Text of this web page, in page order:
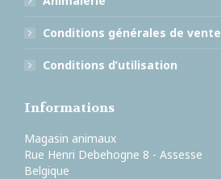
Conditions générales de vente
Conditions d’utilisation
Informations
Magasin animaux
Rue Henri Debehogne 8 - Assesse
Belgique